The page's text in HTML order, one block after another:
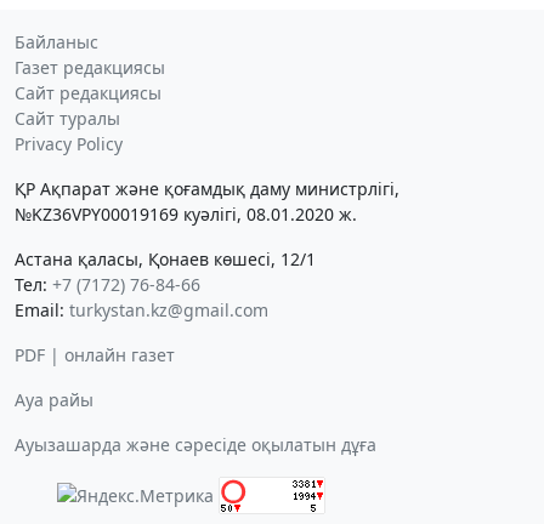
Байланыс
Газет редакциясы
Сайт редакциясы
Сайт туралы
Privacy Policy
ҚР Ақпарат және қоғамдық даму министрлігі,
№KZ36VPY00019169 куәлігі, 08.01.2020 ж.
Астана қаласы, Қонаев көшесі, 12/1
Тел: +7 (7172) 76-84-66
Email: turkystan.kz@gmail.com
PDF | онлайн газет
Ауа райы
Ауызашарда және сәресіде оқылатын дұға